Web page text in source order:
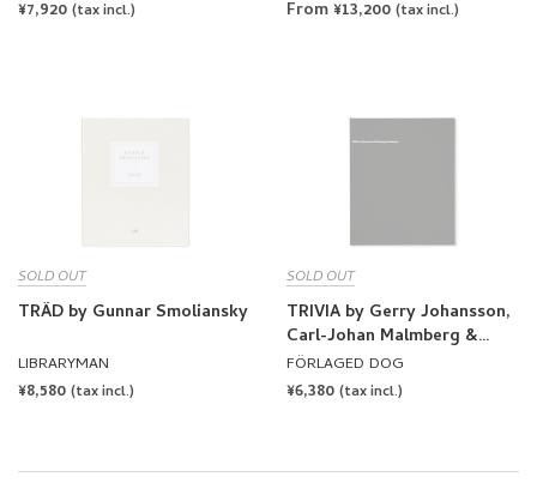
PRICE
TRÄD by Gunnar Smoliansky
REGULAR
PRICE
¥8,580(tax incl.)
TRIVIA by Gerry Johansson,
Carl-Johan Malmberg &
Gunnar Smoliansky
[SIGNED]
FÖRLAGED DOG
REGULAR
PRICE
¥6,380(tax incl.)